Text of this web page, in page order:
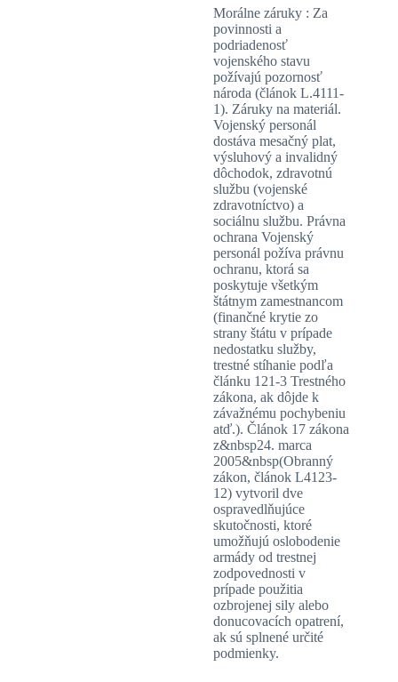
Morálne záruky : Za
povinnosti a
podriadenosť
vojenského stavu
požívajú pozornosť
národa (článok L.4111-
1). Záruky na materiál.
Vojenský personál
dostáva mesačný plat,
výsluhový a invalidný
dôchodok, zdravotnú
službu (vojenské
zdravotníctvo) a
sociálnu službu. Právna
ochrana Vojenský
personál požíva právnu
ochranu, ktorá sa
poskytuje všetkým
štátnym zamestnancom
(finančné krytie zo
strany štátu v prípade
nedostatku služby,
trestné stíhanie podľa
článku 121-3 Trestného
zákona, ak dôjde k
závažnému pochybeniu
atď.). Článok 17 zákona
z&nbsp24. marca
2005&nbsp(Obranný
zákon, článok L4123-
12) vytvoril dve
ospravedlňujúce
skutočnosti, ktoré
umožňujú oslobodenie
armády od trestnej
zodpovednosti v
prípade použitia
ozbrojenej sily alebo
donucovacích opatrení,
ak sú splnené určité
podmienky.